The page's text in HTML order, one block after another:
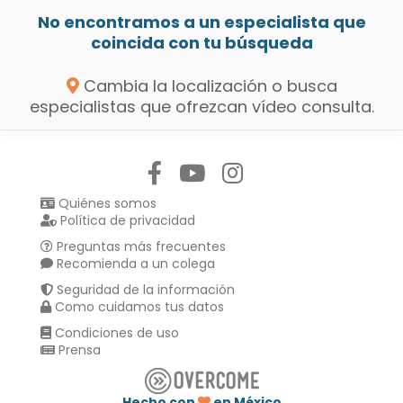
No encontramos a un especialista que
coincida con tu búsqueda
Cambia la localización o busca
especialistas que ofrezcan vídeo consulta.
Quiénes somos
Política de privacidad
Preguntas más frecuentes
Recomienda a un colega
Seguridad de la información
Como cuidamos tus datos
Condiciones de uso
Prensa